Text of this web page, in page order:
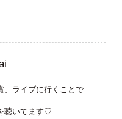
、ライブに行くことで
聴いてます♡